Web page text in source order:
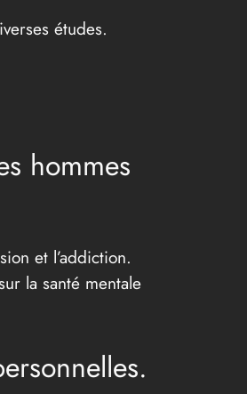
études.
hommes
et l’addiction.
la santé mentale